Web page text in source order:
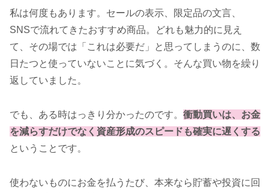
私は何度もあります。セールの表示、限定品の文言、
SNSで流れてきたおすすめ商品。どれも魅力的に見え
て、その場では「これは必要だ」と思ってしまうのに、数
日たつと使っていないことに気づく。そんな買い物を繰り
返していました。
でも、ある時はっきり分かったのです。 衝動買いは、お金
を減らすだけでなく資産形成のスピードも確実に遅くする
ということです。
使わないものにお金を払うたび、本来なら貯蓄や投資に回